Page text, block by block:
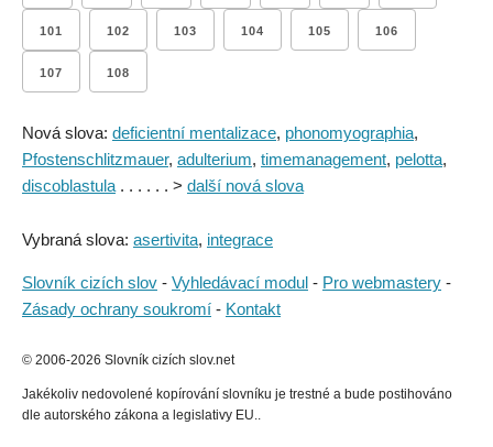
101 102 103 104 105 106
107 108
Nová slova: deficientní mentalizace, phonomyographia,
Pfostenschlitzmauer, adulterium, timemanagement, pelotta,
discoblastula . . . . . . > další nová slova
Vybraná slova: asertivita, integrace
Slovník cizích slov - Vyhledávací modul - Pro webmastery -
Zásady ochrany soukromí - Kontakt
© 2006-2026 Slovník cizích slov.net
Jakékoliv nedovolené kopírování slovníku je trestné a bude postihováno
dle autorského zákona a legislativy EU..